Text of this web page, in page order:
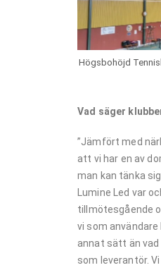
Högsbohöjd
Vad säger
”Jämfört med
att vi har en av
man kan tänka
Lumine Led var
tillmötesgående
vi som
annat sätt än
som leverantör.